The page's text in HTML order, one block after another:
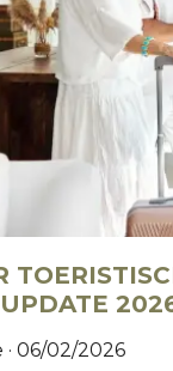
06/02/2026